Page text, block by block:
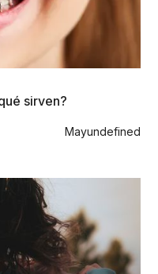
sirven?
Mayundefined